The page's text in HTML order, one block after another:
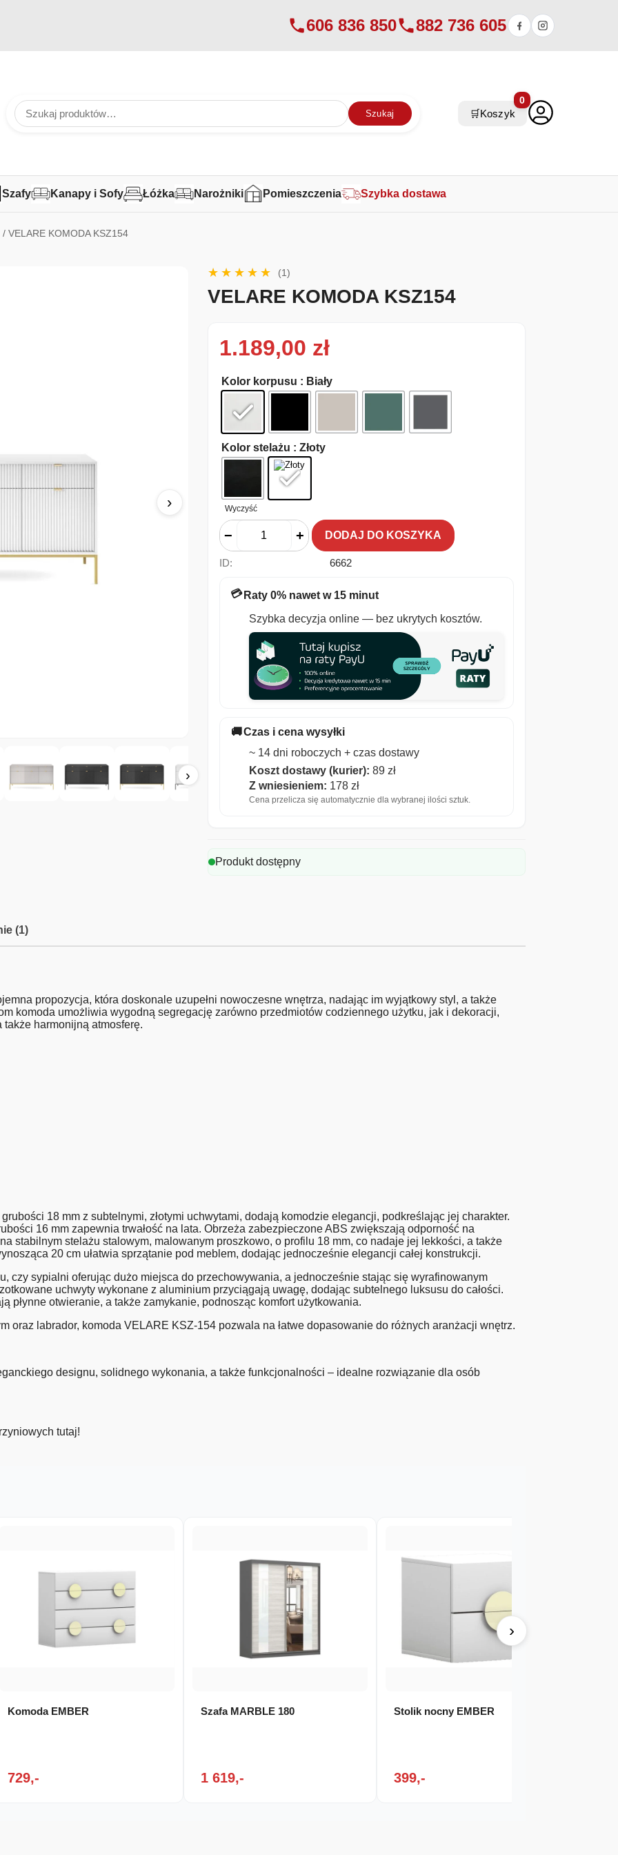
606 836 850 882 736 605
Szukaj 🛒Koszyk
0
Szafy Kanapy i Sofy Łóżka Narożniki Pomieszczenia Szybka dostawa
/ VELARE KOMODA KSZ154
›
›
(1)
VELARE KOMODA KSZ154
1.189,00 zł
Kolor korpusu : Biały
Kolor stelażu : Złoty
Wyczyść
− + DODAJ DO KOSZYKA
ID: 6662
💳 Raty 0% nawet w 15 minut
Szybka decyzja online — bez ukrytych kosztów.
🚚Czas i cena wysyłki
~ 14 dni roboczych + czas dostawy
Koszt dostawy (kurier): 89 zł
Z wniesieniem: 178 zł
Cena przelicza się automatycznie dla wybranej ilości sztuk.
Produkt dostępny
(1)
propozycja, która doskonale uzupełni nowoczesne wnętrza, nadając im wyjątkowy styl, a także
komoda umożliwia wygodną segregację zarówno przedmiotów codziennego użytku, jak i dekoracji,
harmonijną atmosferę.
18 mm z subtelnymi, złotymi uchwytami, dodają komodzie elegancji, podkreślając jej charakter.
16 mm zapewnia trwałość na lata. Obrzeża zabezpieczone ABS zwiększają odporność na
stabilnym stelażu stalowym, malowanym proszkowo, o profilu 18 mm, co nadaje jej lekkości, a także
20 cm ułatwia sprzątanie pod meblem, dodając jednocześnie elegancji całej konstrukcji.
czy sypialni oferując dużo miejsca do przechowywania, a jednocześnie stając się wyrafinowanym
uchwyty wykonane z aluminium przyciągają uwagę, dodając subtelnego luksusu do całości.
płynne otwieranie, a także zamykanie, podnosząc komfort użytkowania.
oraz labrador, komoda VELARE KSZ-154 pozwala na łatwe dopasowanie do różnych aranżacji wnętrz.
designu, solidnego wykonania, a także funkcjonalności – idealne rozwiązanie dla osób
tutaj!
Komoda EMBER
729,-
Szafa MARBLE 180
1 619,-
Stolik nocny EMBER
399,-
›